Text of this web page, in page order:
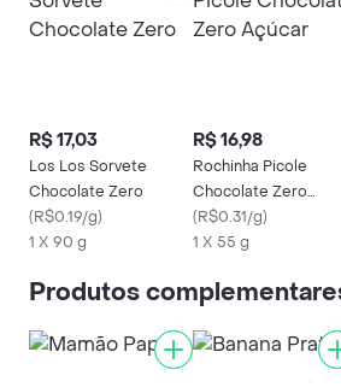
R$ 17,03
Los Los Sorvete
Chocolate Zero
(R$0.19/g)
1 X 90 g
R$ 16,98
Rochinha Picole
Chocolate Zero
Açúcar
(R$0.31/g)
1 X 55 g
Produtos